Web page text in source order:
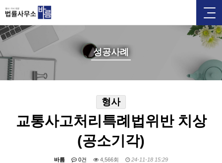
성공사례
형사
교통사고처리특례법위반 치상
(공소기각)
바름 0건 4,566회 24-11-18 15:29